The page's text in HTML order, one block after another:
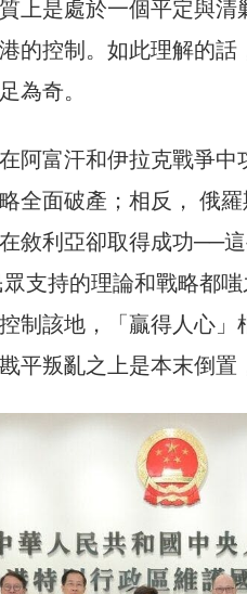
上是處於一個平定與清
的控制。如此理解的
為奇。
阿富汗和伊拉克戰爭
全面破產；相反， 俄
敘利亞卻取得成功──
眾支持的理論和戰略都
制該地，「贏得人心
平叛亂之上是本末倒置